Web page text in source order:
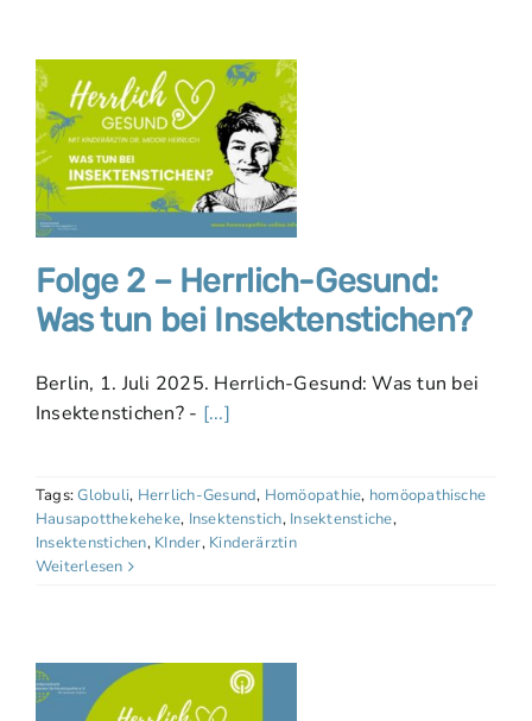
Folge 2 – Herrlich-Gesund:
Was tun bei Insektenstichen?
Berlin, 1. Juli 2025. Herrlich-Gesund: Was tun bei
Insektenstichen? - [...]
Tags:Globuli, Herrlich-Gesund, Homöopathie, homöopathische
Hausapotthekeheke, Insektenstich, Insektenstiche,
Insektenstichen, KInder, Kinderärztin
Weiterlesen